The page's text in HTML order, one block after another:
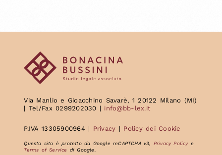
Via Manlio e Gioacchino Savarè, 1 20122 Milano (MI)
| Tel/Fax 0299202030 | info@bb-lex.it
P.IVA 13305900964 | Privacy | Policy dei Cookie
Questo sito è protetto da Google reCAPTCHA v3, Privacy Policye
Terms of Service
di Google.